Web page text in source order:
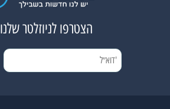
הצטרפו לניוזלטר שלנו